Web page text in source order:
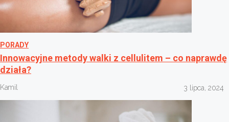
PORADY
Innowacyjne metody walki z cellulitem – co naprawdę
działa?
Kamil 3 lipca, 2024